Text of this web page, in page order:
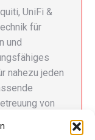
UniFi &
für
und
nahezu jeden
von
Von